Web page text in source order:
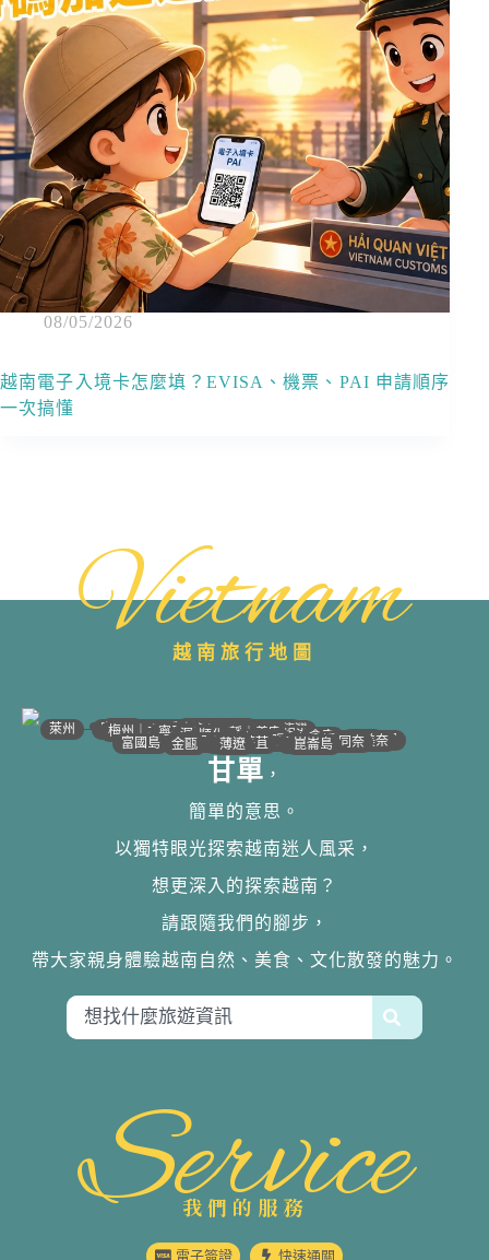
08/05/2026
越南電子入境卡怎麼填？EVISA、機票、PAI 申請順序
一次搞懂
Vietnam
越南旅行地圖
• 河江｜高平
沙壩 •
萊州 • 宣光 •
安沛｜木江界 •
• 太原
梅州｜木州•• 北江｜北寧
• 下龍灣
• 河內
•海防｜海洋
• 南定｜清化
寧平 ••河靜｜義安
洞海 •
順化 •• 峴港
• 會安
• 歸仁
邦美蜀 •
大叻 ••芽莊｜潘郎
•潘切｜美奈
平陽 •
西寧 •
胡志明 •
美萩 •
富國島 •迪石 •
金甌 • • 同奈
• 頭頓
• 芹苴 •崑崙島
• 薄遼
甘單 ，
簡單的意思。
以獨特眼光探索越南迷人風采，
想更深入的探索越南？
請跟隨我們的腳步，
帶大家親身體驗越南自然、美食、文化散發的魅力。
Service
我們的服務
電子簽證 快速通關